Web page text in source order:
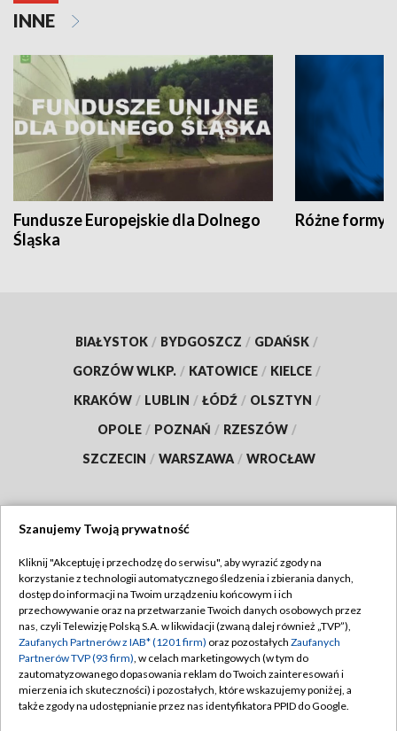
INNE
Fundusze Europejskie dla Dolnego
Śląska
Różne formy
BIAŁYSTOK / BYDGOSZCZ / GDAŃSK /
GORZÓW WLKP. / KATOWICE / KIELCE /
KRAKÓW / LUBLIN / ŁÓDŹ / OLSZTYN /
OPOLE / POZNAŃ / RZESZÓW /
SZCZECIN / WARSZAWA / WROCŁAW
TVP
Abonament TVP
Emisja w TVP
Centrum informacji TVP
Naziemna Telewizja Cyfrowa
Regulamin TVP
Polityka prywatności
Moje zgody
Pomoc
Szanujemy Twoją prywatność
Kliknij "Akceptuję i przechodzę do serwisu", aby wyrazić zgody na
korzystanie z technologii automatycznego śledzenia i zbierania danych,
dostęp do informacji na Twoim urządzeniu końcowym i ich
przechowywanie oraz na przetwarzanie Twoich danych osobowych przez
nas, czyli Telewizję Polską S.A. w likwidacji (zwaną dalej również „TVP”),
Zaufanych Partnerów z IAB* (1201 firm) oraz pozostałych Zaufanych
Partnerów TVP (93 firm), w celach marketingowych (w tym do
zautomatyzowanego dopasowania reklam do Twoich zainteresowań i
mierzenia ich skuteczności) i pozostałych, które wskazujemy poniżej, a
także zgody na udostępnianie przez nas identyfikatora PPID do Google.